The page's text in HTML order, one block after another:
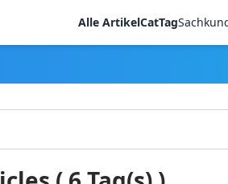
Alle ArtikelCatTag